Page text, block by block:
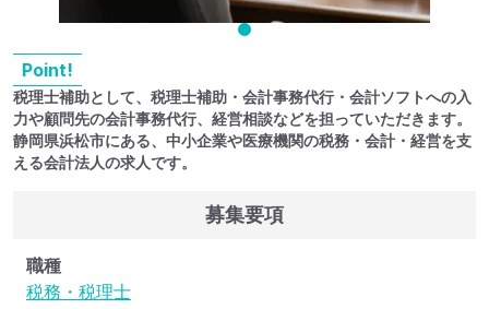
Point!
税理士補助として、税理士補助・会計事務代行・会計ソフトへの入
力や顧問先の会計事務代行、経営相談などを担っていただきます。
静岡県浜松市にある、中小企業や医療機関の税務・会計・経営を支
える会計法人の求人です。
募集要項
職種
税務・税理士